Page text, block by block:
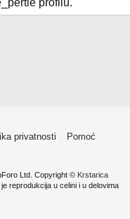
profilu.
privatnosti
Pomoć
Ltd. Copyright © Krstarica
reprodukcija u celini i u delovima